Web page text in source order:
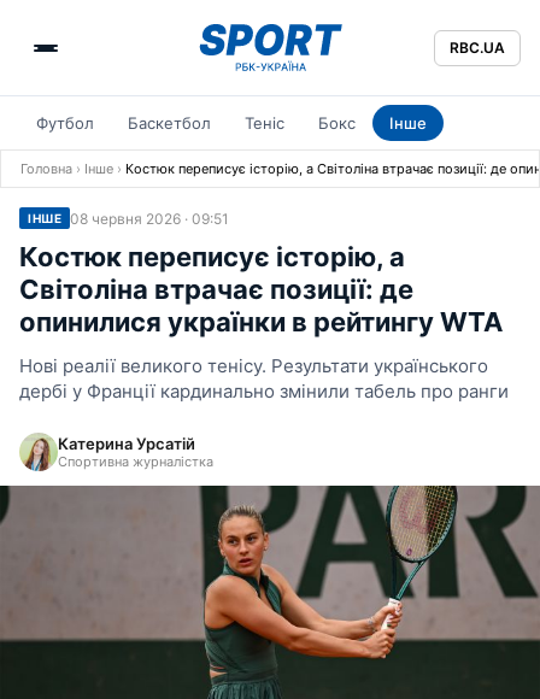
RBC.UA
Футбол Баскетбол Теніс Бокс Інше
Головна › Інше › Костюк переписує історію, а Світоліна втрачає позиції: де
ІНШЕ 08 червня 2026 · 09:51
Костюк переписує історію, а
Світоліна втрачає позиції: де
опинилися українки в рейтингу WTA
Нові реалії великого тенісу. Результати українського
дербі у Франції кардинально змінили табель про ранги
Катерина Урсатій
Спортивна журналістка